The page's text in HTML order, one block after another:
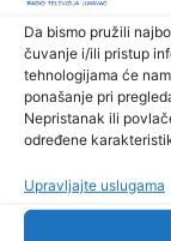
Da bismo pružili
čuvanje i/ili pristup
tehnologijama će
ponašanje pri
Nepristanak ili
određene
Upravljajte uslugama
Prethodna